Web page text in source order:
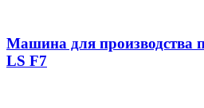
Машина для производства
LS F7